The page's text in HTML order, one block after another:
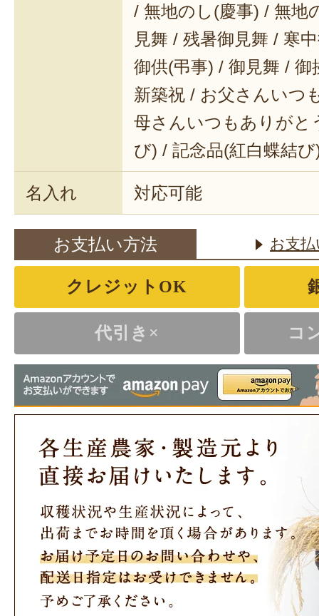
/ 無地のし(慶事) / 無地
見舞 / 残暑御見舞 / 寒
御供(弔事) / 御見舞 / 御
新築祝 / お父さんいつ
母さんいつもありがと
び) / 記念品(紅白蝶結び
名入れ 対応可能
お支払い方法 お支
クレジットOK
代引き× コ